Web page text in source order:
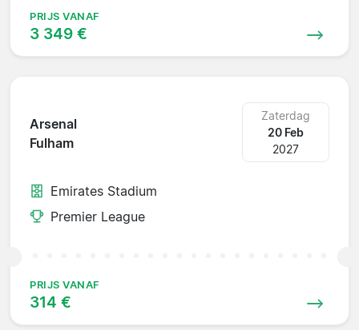
PRIJS VANAF
3 349 €
Arsenal
Fulham
Zaterdag
20 Feb
2027
Emirates Stadium
Premier League
PRIJS VANAF
314 €